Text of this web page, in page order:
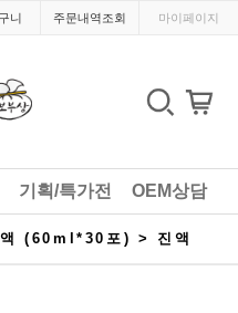
니 주문내역조회 마이페이지
기획/특가전 OEM상담
액 (60ml*30포) > 진액